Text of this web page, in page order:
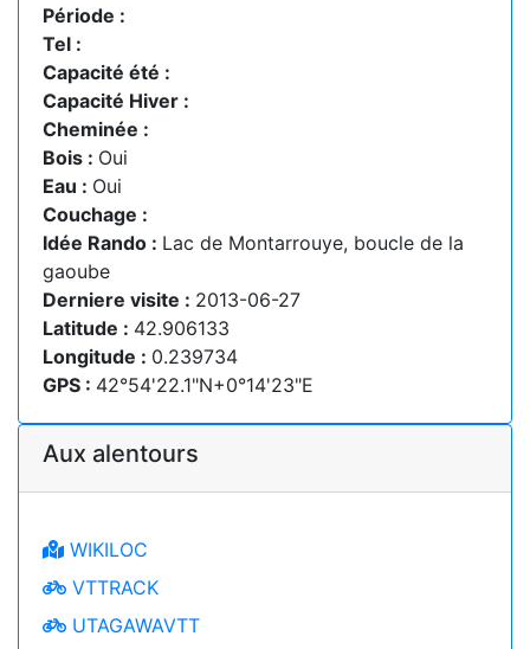
Période :
Tel :
Capacité été :
Capacité Hiver :
Cheminée :
Bois : Oui
Eau : Oui
Couchage :
Idée Rando : Lac de Montarrouye, boucle de la
gaoube
Derniere visite : 2013-06-27
Latitude : 42.906133
Longitude : 0.239734
GPS : 42°54'22.1"N+0°14'23"E
Aux alentours
WIKILOC
VTTRACK
UTAGAWAVTT